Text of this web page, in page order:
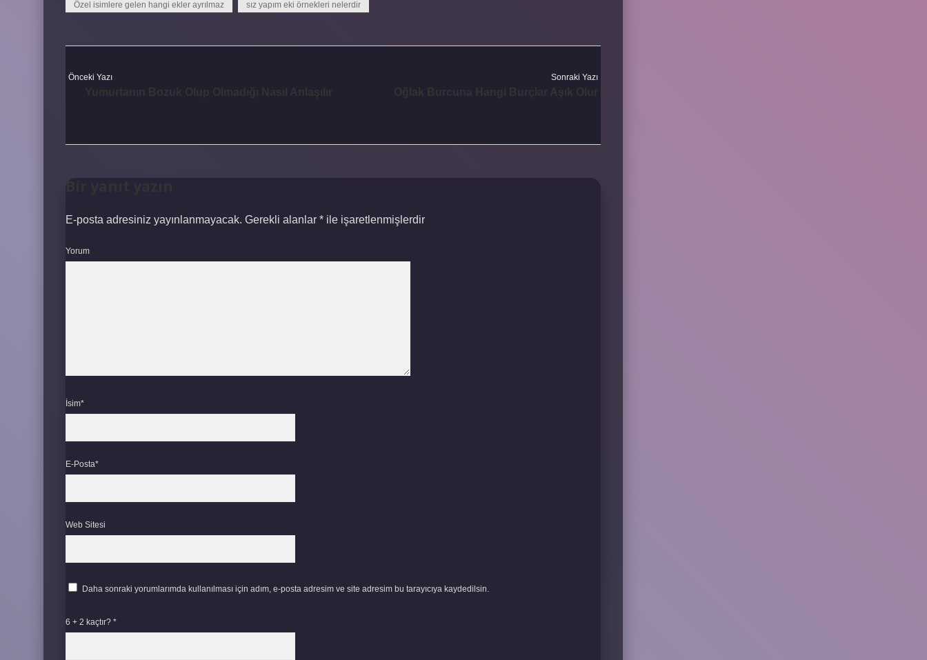
Özel isimlere gelen hangi ekler ayrılmaz sız yapım eki örnekleri nelerdir
Önceki Yazı Sonraki Yazı
Bir yanıt yazın
E-posta adresiniz yayınlanmayacak. Gerekli alanlar * ile işaretlenmişlerdir
Yorum
İsim*
E-Posta*
Web Sitesi
Daha sonraki yorumlarımda kullanılması için adım, e-posta adresim ve site adresim bu tarayıcıya kaydedilsin.
6 + 2 kaçtır? *